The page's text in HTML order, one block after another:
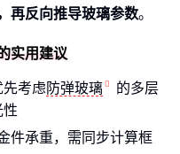
再反向推导玻璃参数。
实用建议
先考虑 防弹玻璃
的多层
性
件承重，需同步计算框